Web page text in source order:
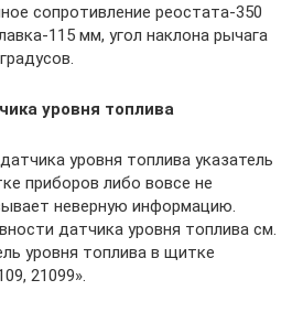
сопротивление реостата-350
115 мм, угол наклона рычага
уровня топлива
уровня топлива указатель
приборов либо вовсе не
неверную информацию.
датчика уровня топлива см.
уровня топлива в щитке
21099».